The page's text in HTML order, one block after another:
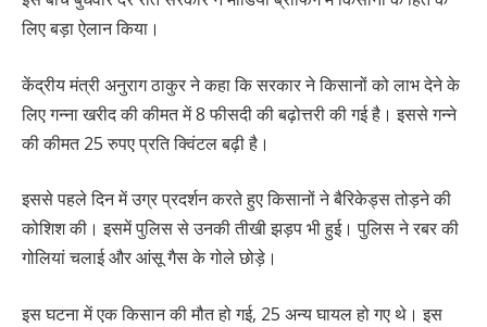
लिए बड़ा ऐलान किया।
केंद्रीय मंत्री अनुराग ठाकुर ने कहा कि सरकार ने किसानों को लाभ देने के
लिए गन्ना खरीद की कीमत में 8 फीसदी की बढ़ोत्तरी की गई है। इससे गन्ने
की कीमत 25 रुपए प्रति क्विंटल बढ़ी है।
इससे पहले दिन में उग्र प्रदर्शन करते हुए किसानों ने बैरिकेड्स तोड़ने की
कोशिश की। इसमें पुलिस से उनकी तीखी झड़प भी हुई। पुलिस ने रबर की
गोलियां चलाई और आंसू गैस के गोले छोड़े।
इस घटना में एक किसान की मौत हो गई, 25 अन्य घायल हो गए थे। इस